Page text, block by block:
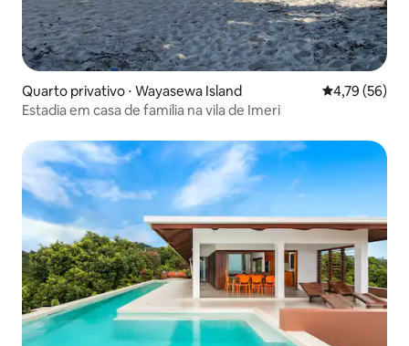
Quarto privativo ⋅ Wayasewa Island 4,79 de uma
4,79 (56)
Estadia em casa de família na vila de Imeri